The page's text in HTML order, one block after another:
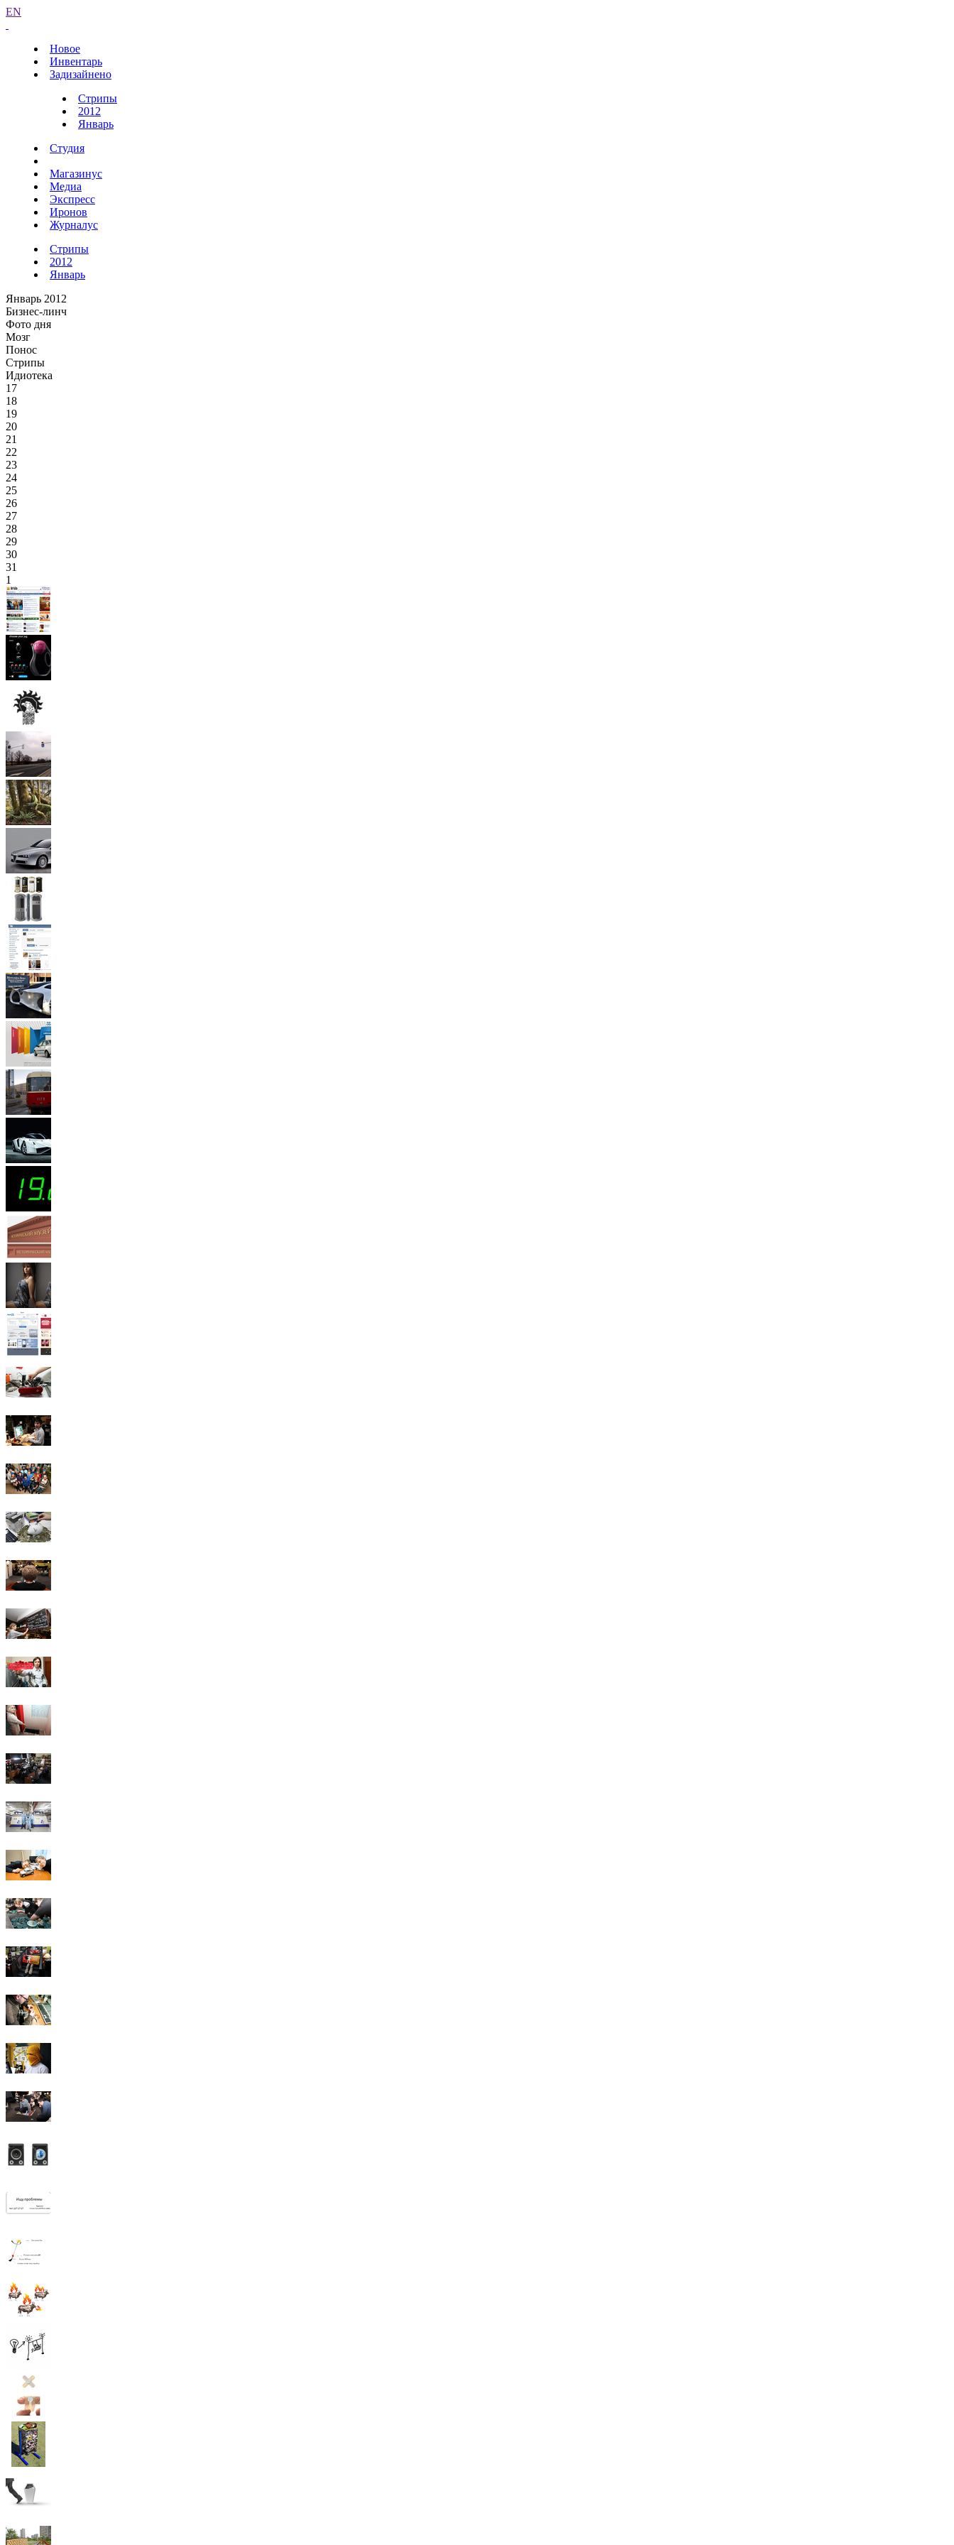
EN
Новое
Инвентарь
Задизайнено
Стрипы
2012
Январь
Студия
Магазинус
Медиа
Экспресс
Иронов
Журналус
Стрипы
2012
Январь
Январь 2012
Бизнес-линч
Фото дня
Мозг
Понос
Стрипы
Идиотека
17
18
19
20
21
22
23
24
25
26
27
28
29
30
31
1